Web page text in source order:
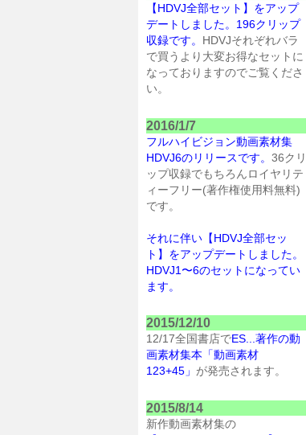
【HDVJ全部セット】をアップ
デートしました。196クリップ
収録です。 HDVJそれぞれバラ
で買うより大変お得なセットに
なっておりますのでご覧くださ
い。
2016/1/7
フルハイビジョン動画素材集
HDVJ6のリリースです。 36クリ
ップ収録でもちろんロイヤリテ
ィーフリー(著作権使用料無料)
です。
それに伴い【HDVJ全部セッ
ト】をアップデートしました。
HDVJ1〜6のセットになってい
ます。
2015/12/10
12/17全国書店でES...著作の動
画素材集本「動画素材
123+45」 が発売されます。
2015/8/14
新作動画素材集の